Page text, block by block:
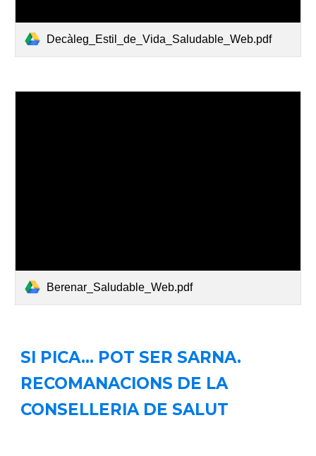
Decàleg_Estil_de_Vida_Saludable_Web.pdf
Berenar_Saludable_Web.pdf
SI PICA... POT SER SARNA.
RECOMANACIONS DE LA
CONSELLERIA DE SALUT